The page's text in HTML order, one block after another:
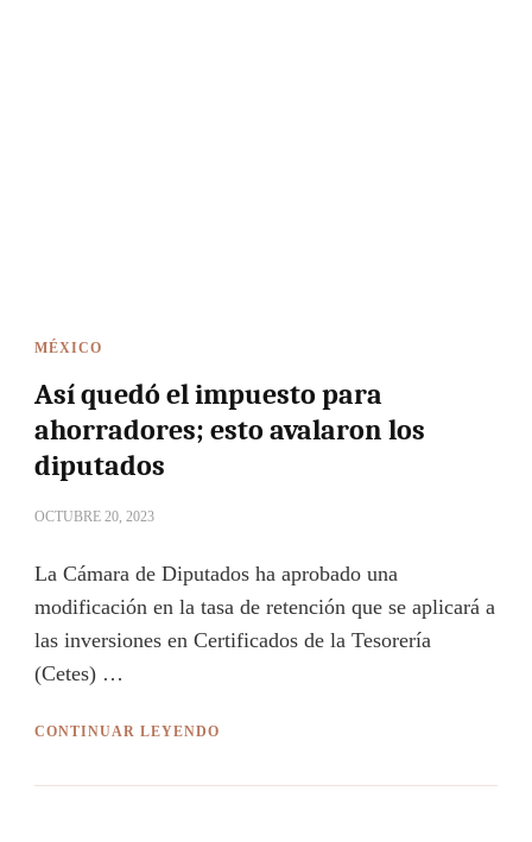
MÉXICO
Así quedó el impuesto para
ahorradores; esto avalaron los
diputados
OCTUBRE 20, 2023
La Cámara de Diputados ha aprobado una
modificación en la tasa de retención que se aplicará a
las inversiones en Certificados de la Tesorería
(Cetes) …
CONTINUAR LEYENDO